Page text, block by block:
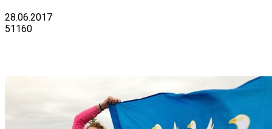
28.06.2017
51160